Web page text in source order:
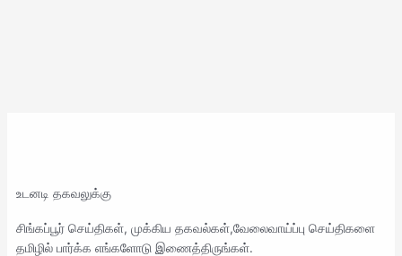
உடனடி தகவலுக்கு
சிங்கப்பூர் செய்திகள், முக்கிய தகவல்கள்,வேலைவாய்ப்பு செய்திகளை
தமிழில் பார்க்க எங்களோடு இணைத்திருங்கள்.